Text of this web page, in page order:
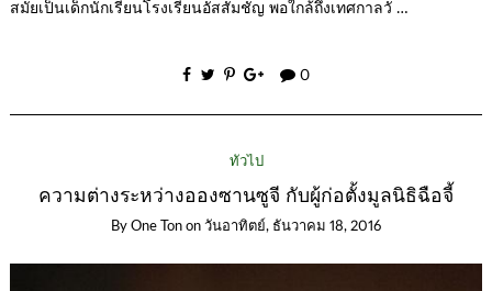
สมัยเป็นเด็กนักเรียนโรงเรียนอัสสัมชัญ พอใกล้ถึงเทศกาลวั …
0
ทั่วไป
ความต่างระหว่างอองซานซูจี กับผู้ก่อตั้งมูลนิธิฉือจี้
By One Ton on วันอาทิตย์, ธันวาคม 18, 2016